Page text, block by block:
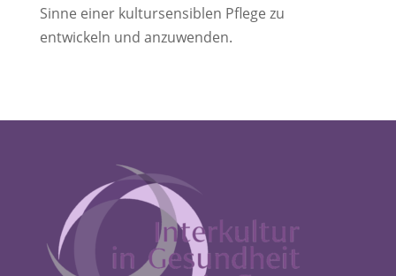
Sinne einer kultursensiblen Pflege zu
entwickeln und anzuwenden.